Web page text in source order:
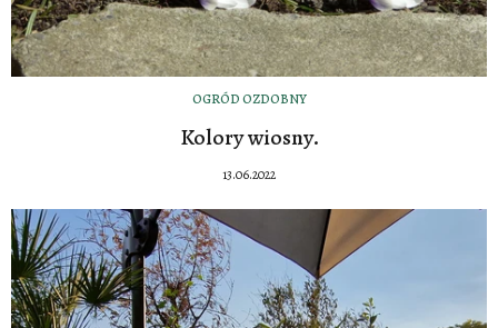
OGRÓD OZDOBNY
Kolory wiosny.
13.06.2022